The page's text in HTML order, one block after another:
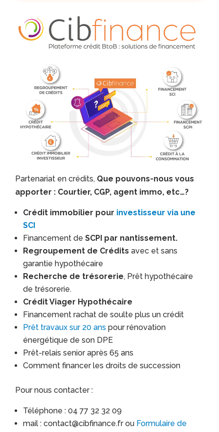
Partenariat en crédits, Que pouvons-nous vous
apporter : Courtier, CGP, agent immo, etc…?
Crédit immobilier pour investisseur via une
SCI
Financement deSCPI par nantissement.
Regroupement de Créditsavec et sans
garantie hypothécaire
Recherche de trésorerie, Prêt hypothécaire
de trésorerie.
Crédit Viager Hypothécaire
Financement rachat de soulte plus un crédit
Prêt travaux sur 20 ans pour rénovation
énergétique de son DPE
Prêt-relais senior après 65 ans
Comment financer les droits de succession
Pour nous contacter :
Téléphone : 04 77 32 32 09
mail : contact@cibfinance.fr ou Formulaire de